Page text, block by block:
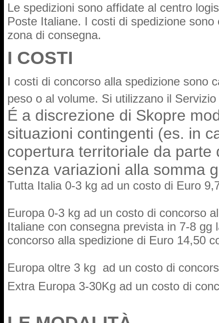
Le spedizioni sono affidate al centro
Poste Italiane. I costi di spedizione
zona di consegna.
I COSTI
I costi di concorso alla spedizione sono
peso o al volume. Si utilizzano il
É a discrezione di Skopre
situazioni contingenti (es. in
copertura territoriale da parte
senza variazioni alla somma
Tutta Italia 0-3 kg ad un costo di Euro
Europa 0-3 kg ad un costo di concorso
Italiane con consegna prevista in 7-8
concorso alla spedizione di Euro 14,50
Europa oltre 3 kg ad un costo di
Extra Europa 3-30Kg ad un costo di